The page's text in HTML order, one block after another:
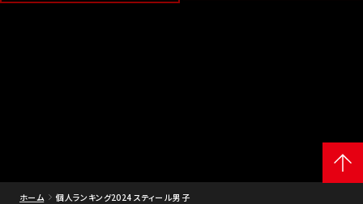
ホーム 個人ランキング2024 スティール 男子